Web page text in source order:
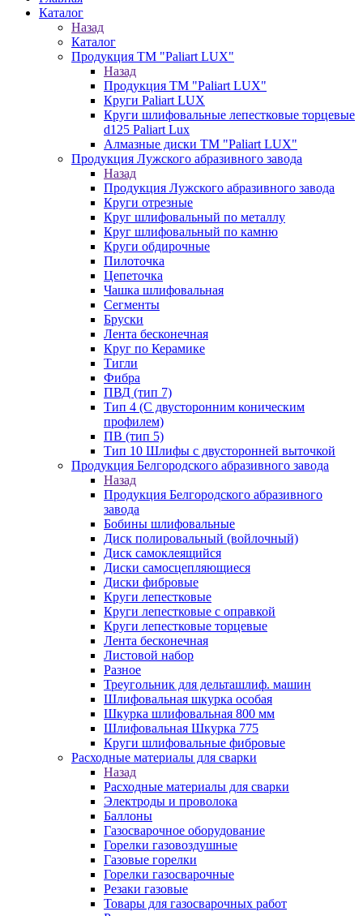
Каталог
Назад
Каталог
Продукция ТМ "Paliart LUX"
Назад
Продукция ТМ "Paliart LUX"
Круги Paliart LUX
Круги шлифовальные лепестковые торцевые
d125 Paliart Lux
Алмазные диски ТМ "Paliart LUX"
Продукция Лужского абразивного завода
Назад
Продукция Лужского абразивного завода
Круги отрезные
Круг шлифовальный по металлу
Круг шлифовальный по камню
Круги обдирочные
Пилоточка
Цепеточка
Чашка шлифовальная
Сегменты
Бруски
Лента бесконечная
Круг по Керамике
Тигли
Фибра
ПВД (тип 7)
Тип 4 (С двусторонним коническим
профилем)
ПВ (тип 5)
Тип 10 Шлифы с двусторонней выточкой
Продукция Белгородского абразивного завода
Назад
Продукция Белгородского абразивного
завода
Бобины шлифовальные
Диск полировальный (войлочный)
Диск самоклеящийся
Диски самосцепляющиеся
Диски фибровые
Круги лепестковые
Круги лепестковые с оправкой
Круги лепестковые торцевые
Лента бесконечная
Листовой набор
Разное
Треугольник для дельташлиф. машин
Шлифовальная шкурка особая
Шкурка шлифовальная 800 мм
Шлифовальная Шкурка 775
Круги шлифовальные фибровые
Расходные материалы для сварки
Назад
Расходные материалы для сварки
Электроды и проволока
Баллоны
Газосварочное оборудование
Горелки газовоздушные
Газовые горелки
Горелки газосварочные
Резаки газовые
Товары для газосварочных работ